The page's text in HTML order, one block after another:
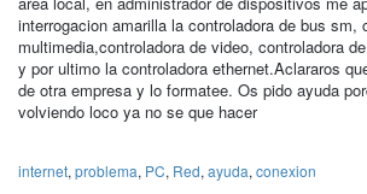
interrogacion amarilla la controladora de bus sm,
multimedia,controladora de video, controladora
y por ultimo la controladora ethernet.Aclararos
de otra empresa y lo formatee. Os pido ayuda
volviendo loco ya no se que hacer
internet, problema, PC, Red, ayuda, conexion